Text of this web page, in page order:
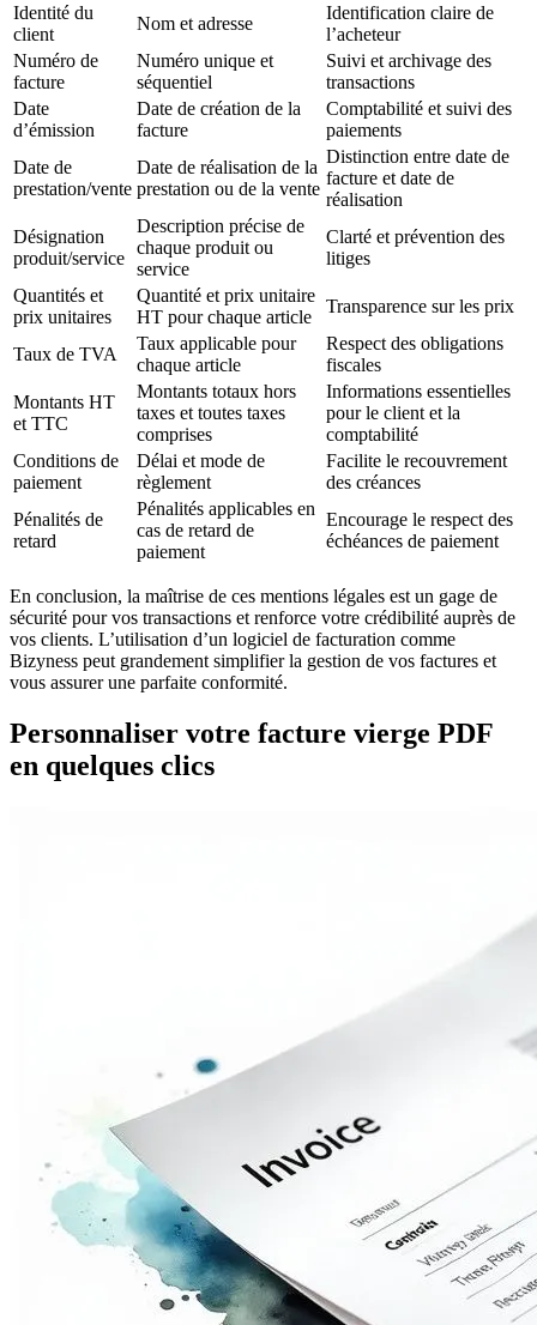
Identité du
client
Nom et adresse
Identification claire de
l’acheteur
Numéro de
facture
Numéro unique et
séquentiel
Suivi et archivage des
transactions
Date
d’émission
Date de création de la
facture
Comptabilité et suivi des
paiements
Date de
prestation/vente
Date de réalisation de la
prestation ou de la vente
Distinction entre date de
facture et date de
réalisation
Désignation
produit/service
Description précise de
chaque produit ou
service
Clarté et prévention des
litiges
Quantités et
prix unitaires
Quantité et prix unitaire
HT pour chaque article
Transparence sur les prix
Taux de TVA
Taux applicable pour
chaque article
Respect des obligations
fiscales
Montants HT
et TTC
Montants totaux hors
taxes et toutes taxes
comprises
Informations essentielles
pour le client et la
comptabilité
Conditions de
paiement
Délai et mode de
règlement
Facilite le recouvrement
des créances
Pénalités de
retard
Pénalités applicables en
cas de retard de
paiement
Encourage le respect des
échéances de paiement
En conclusion, la maîtrise de ces mentions légales est un gage de
sécurité pour vos transactions et renforce votre crédibilité auprès de
vos clients. L’utilisation d’un logiciel de facturation comme
Bizyness peut grandement simplifier la gestion de vos factures et
vous assurer une parfaite conformité.
Personnaliser votre facture vierge PDF
en quelques clics